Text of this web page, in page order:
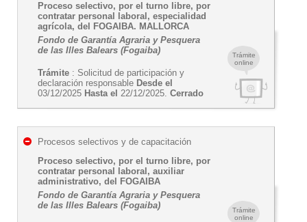
Trámite
online
Proceso selectivo, por el turno libre, por
contratar personal laboral, especialidad
agrícola, del FOGAIBA. MALLORCA
Fondo de Garantía Agraria y Pesquera
de las Illes Balears (Fogaiba)
Trámite : Solicitud de participación y
declaración responsable Desde el
03/12/2025 Hasta el 22/12/2025. Cerrado
Trámite
online
Procesos selectivos y de capacitación
Proceso selectivo, por el turno libre, por
contratar personal laboral, auxiliar
administrativo, del FOGAIBA
Fondo de Garantía Agraria y Pesquera
de las Illes Balears (Fogaiba)